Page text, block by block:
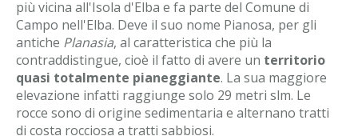
più vicina all'Isola d'Elba e fa parte del Comune di
Campo nell'Elba. Deve il suo nome Pianosa, per gli
antiche Planasia, al caratteristica che più la
contraddistingue, cioè il fatto di avere un territorio
quasi totalmente pianeggiante. La sua maggiore
elevazione infatti raggiunge solo 29 metri slm. Le
rocce sono di origine sedimentaria e alternano tratti
di costa rocciosa a tratti sabbiosi.